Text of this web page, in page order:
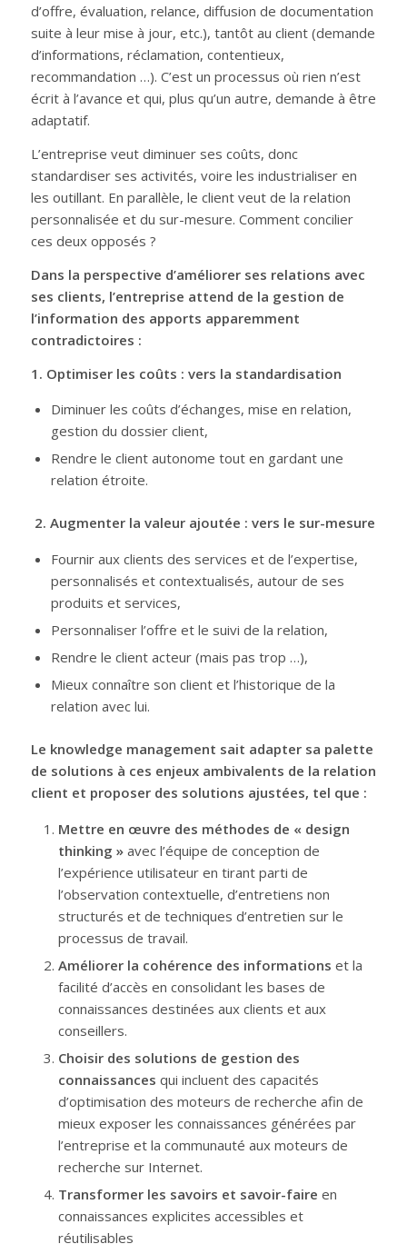
d’offre, évaluation, relance, diffusion de documentation
suite à leur mise à jour, etc.), tantôt au client (demande
d’informations, réclamation, contentieux,
recommandation …). C’est un processus où rien n’est
écrit à l’avance et qui, plus qu’un autre, demande à être
adaptatif.
L’entreprise veut diminuer ses coûts, donc
standardiser ses activités, voire les industrialiser en
les outillant. En parallèle, le client veut de la relation
personnalisée et du sur-mesure. Comment concilier
ces deux opposés ?
Dans la perspective d’améliorer ses relations avec
ses clients, l’entreprise attend de la gestion de
l’information des apports apparemment
contradictoires :
1. Optimiser les coûts : vers la standardisation
Diminuer les coûts d’échanges, mise en relation,
gestion du dossier client,
Rendre le client autonome tout en gardant une
relation étroite.
2. Augmenter la valeur ajoutée : vers le sur-mesure
Fournir aux clients des services et de l’expertise,
personnalisés et contextualisés, autour de ses
produits et services,
Personnaliser l’offre et le suivi de la relation,
Rendre le client acteur (mais pas trop …),
Mieux connaître son client et l’historique de la
relation avec lui.
Le knowledge management sait adapter sa palette
de solutions à ces enjeux ambivalents de la relation
client et proposer des solutions ajustées, tel que :
Mettre en œuvre des méthodes de « design
thinking » avec l’équipe de conception de
l’expérience utilisateur en tirant parti de
l’observation contextuelle, d’entretiens non
structurés et de techniques d’entretien sur le
processus de travail.
Améliorer la cohérence des informations et la
facilité d’accès en consolidant les bases de
connaissances destinées aux clients et aux
conseillers.
Choisir des solutions de gestion des
connaissances qui incluent des capacités
d’optimisation des moteurs de recherche afin de
mieux exposer les connaissances générées par
l’entreprise et la communauté aux moteurs de
recherche sur Internet.
Transformer les savoirs et savoir-faire en
connaissances explicites accessibles et
réutilisables